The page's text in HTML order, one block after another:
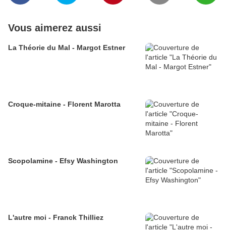
Vous aimerez aussi
La Théorie du Mal - Margot Estner
Croque-mitaine - Florent Marotta
Scopolamine - Efsy Washington
L'autre moi - Franck Thilliez